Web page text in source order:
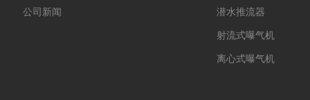
公司新闻 潜水推流器
射流式曝气机
离心式曝气机